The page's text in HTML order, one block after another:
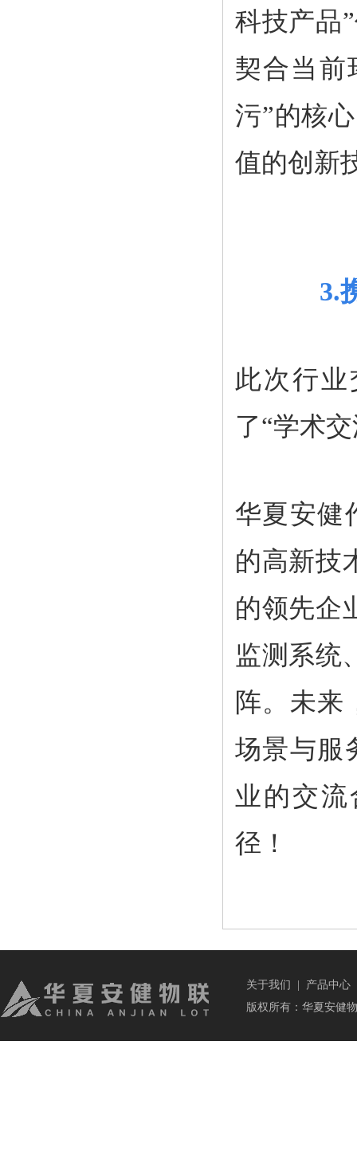
科技产品
契合当前
污”的核
值的创新
3.
此次行
了“学术
华夏安健
的高新技
的领先企
监测系统
阵。未来
场景与服
业的交
径！
关于我们 产品中心
版权所有：华夏安健